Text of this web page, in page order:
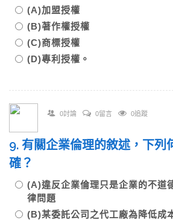
(A)加盟授權
(B)著作權授權
(C)商標授權
(D)專利授權。
0討論 0留言 0追蹤
9. 有關企業倫理的敘述，下列
確？
(A)違反企業倫理只是企業的不道
律問題
(B)某委託公司之代工廠為降低成